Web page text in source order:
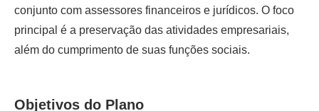
conjunto com assessores financeiros e jurídicos. O foco
principal é a preservação das atividades empresariais,
além do cumprimento de suas funções sociais.
Objetivos do Plano